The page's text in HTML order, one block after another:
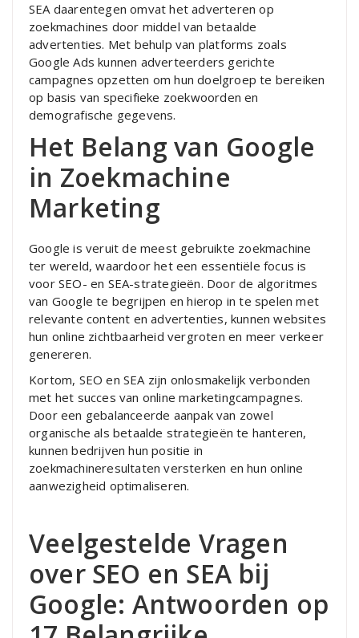
SEA daarentegen omvat het adverteren op
zoekmachines door middel van betaalde
advertenties. Met behulp van platforms zoals
Google Ads kunnen adverteerders gerichte
campagnes opzetten om hun doelgroep te bereiken
op basis van specifieke zoekwoorden en
demografische gegevens.
Het Belang van Google
in Zoekmachine
Marketing
Google is veruit de meest gebruikte zoekmachine
ter wereld, waardoor het een essentiële focus is
voor SEO- en SEA-strategieën. Door de algoritmes
van Google te begrijpen en hierop in te spelen met
relevante content en advertenties, kunnen websites
hun online zichtbaarheid vergroten en meer verkeer
genereren.
Kortom, SEO en SEA zijn onlosmakelijk verbonden
met het succes van online marketingcampagnes.
Door een gebalanceerde aanpak van zowel
organische als betaalde strategieën te hanteren,
kunnen bedrijven hun positie in
zoekmachineresultaten versterken en hun online
aanwezigheid optimaliseren.
Veelgestelde Vragen
over SEO en SEA bij
Google: Antwoorden op